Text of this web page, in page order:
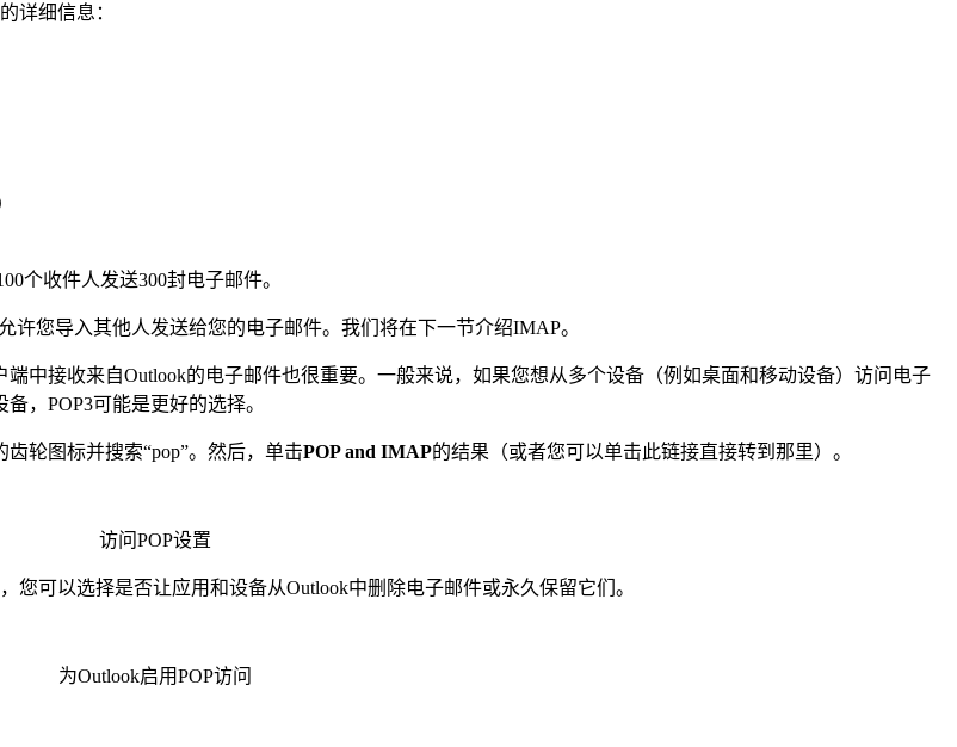
详细信息：
个收件人发送300封电子邮件。
许您导入其他人发送给您的电子邮件。我们将在下一节介绍IMAP。
中接收来自Outlook的电子邮件也很重要。一般来说，如果您想从多个设备（例如桌面和移动设备）访问电子
，POP3可能是更好的选择。
轮图标并搜索“pop”。然后，单击POP and IMAP的结果（或者您可以单击此链接直接转到那里）。
访问POP设置
您可以选择是否让应用和设备从Outlook中删除电子邮件或永久保留它们。
为Outlook启用POP访问